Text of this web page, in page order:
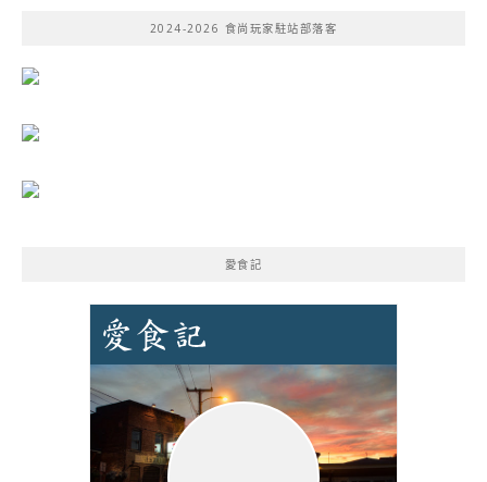
2024-2026 食尚玩家駐站部落客
愛食記